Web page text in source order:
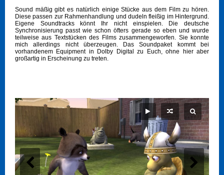
Sound mäßig gibt es natürlich einige Stücke aus dem Film zu hören.
Diese passen zur Rahmenhandlung und dudeln fleißig im Hintergrund.
Eigene Soundtracks könnt Ihr nicht einspielen. Die deutsche
Synchronisierung passt wie schon öfters gerade so eben und wurde
teilweise aus Textstücken des Films zusammengeworfen. Sie konnte
mich allerdings nicht überzeugen. Das Soundpaket kommt bei
vorhandenem Equipment in Dolby Digital zu Euch, ohne hier aber
großartig in Erscheinung zu treten.